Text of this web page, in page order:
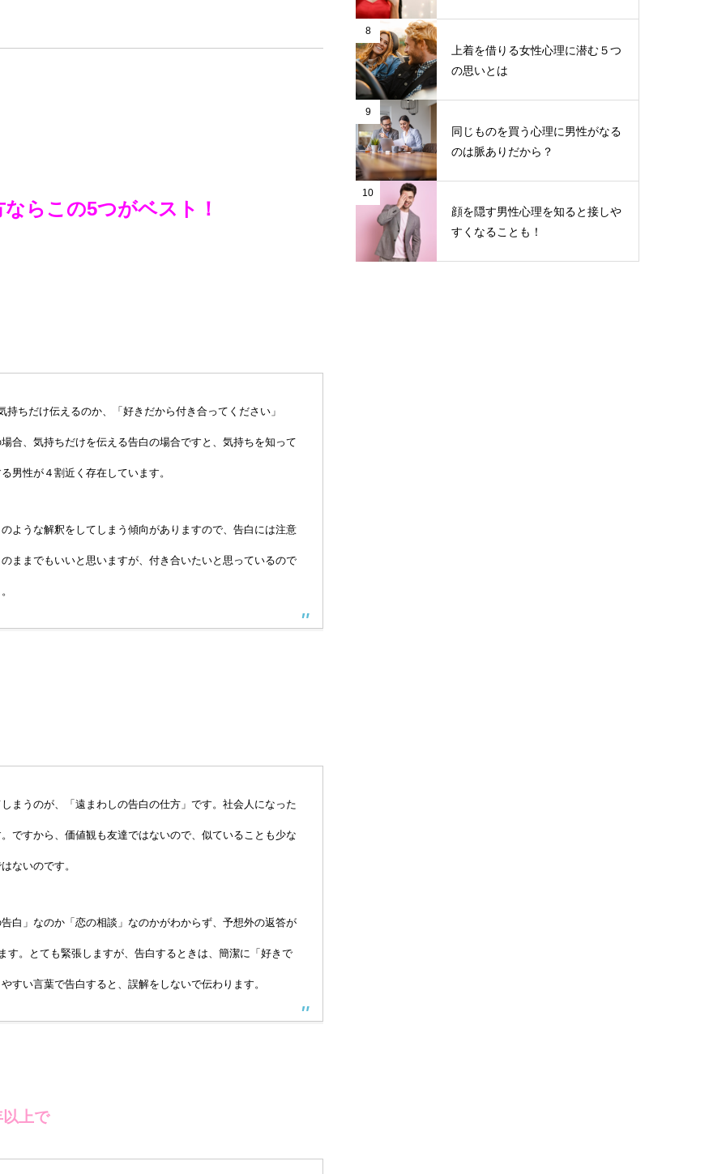
らこの5つがベスト！
ちだけ伝えるのか、「好きだから付き合ってください」
合、気持ちだけを伝える告白の場合ですと、気持ちを知って
男性が４割近く存在しています。
ような解釈をしてしまう傾向がありますので、告白には注意
ままでもいいと思いますが、付き合いたいと思っているので
まうのが、「遠まわしの告白の仕方」です。社会人になった
ですから、価値観も友達ではないので、似ていることも少な
ないのです。
白」なのか「恋の相談」なのかがわからず、予想外の返答が
す。とても緊張しますが、告白するときは、簡潔に「好きで
すい言葉で告白すると、誤解をしないで伝わります。
上で
8
上着を借りる女性心理に潜む５つ
の思いとは
9
同じものを買う心理に男性がなる
のは脈ありだから？
10
顔を隠す男性心理を知ると接しや
すくなることも！